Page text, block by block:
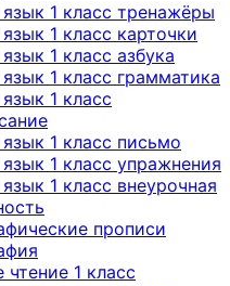
1 класс тренажёры
1 класс карточки
1 класс азбука
1 класс грамматика
1 класс
1 класс письмо
1 класс упражнения
1 класс внеурочная
прописи
1 класс